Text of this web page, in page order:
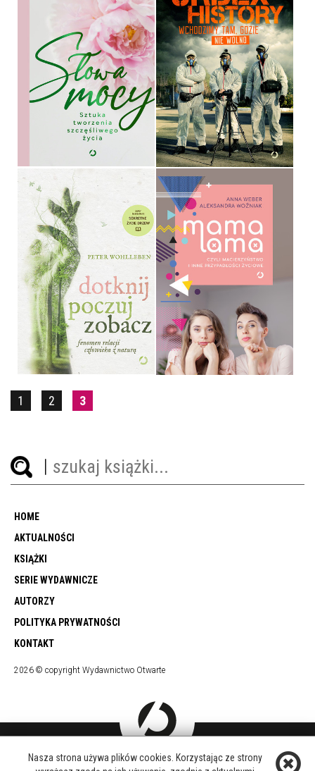
SŁOWA MOCY
AGNIESZKA MACIĄG
OPRAWA TWARDA
59,90 ZŁ
URBEX HISTORY
ŁUKASZ DĄBROWSKI,
KONRAD NIEDZIUŁKA, JAKUB
STANKOWSKI
OPRAWA MIĘKKA ZE SKRZYDEŁKAMI
44,90 ZŁ
DOTKNIJ, POCZUJ,
ZOBACZ
PETER WOHLLEBEN
OPRAWA TWARDA
39,90 ZŁ
MAMA LAMA, CZYLI
MACIERZYŃSTWO I INNE
PRZYPADŁOŚCI ŻYCIOWE
ANNA WEBER, ALEKSANDRA
WOŹNIAK
OPRAWA MIĘKKA ZE SKRZYDEŁKAMI
44,90 ZŁ
1 2 3
HOME
AKTUALNOŚCI
KSIĄŻKI
SERIE WYDAWNICZE
AUTORZY
POLITYKA PRYWATNOŚCI
KONTAKT
2026 © copyright Wydawnictwo Otwarte
DOŁĄCZ DO NAS
Nasza strona używa plików cookies. Korzystając ze strony